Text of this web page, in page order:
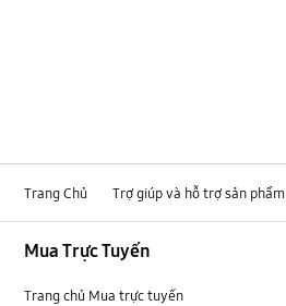
Trang Chủ Trợ giúp và hỗ trợ sản phẩm
Mua Trực Tuyến
Trang chủ Mua trực tuyến